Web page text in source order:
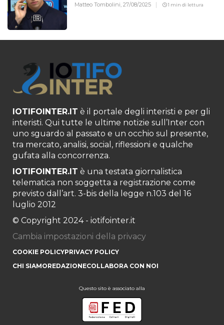
Matteo Tombolini,27/08/2025 1 min di lettura
IOTIFOINTER.IT è il portale degli interisti e per gli
interisti. Qui tutte le ultime notizie sull’Inter con
uno sguardo al passato e un occhio sul presente,
tra mercato, analisi, social, riflessioni e qualche
gufata alla concorrenza.
IOTIFOINTER.IT è una testata giornalistica
telematica non soggetta a registrazione come
previsto dall’art. 3-bis della legge n.103 del 16
luglio 2012
© Copyright 2024 - iotifointer.it
Cambia impostazioni della privacy
COOKIE POLICYPRIVACY POLICY
CHI SIAMOREDAZIONECOLLABORA CON NOI
Questo sito è associato alla